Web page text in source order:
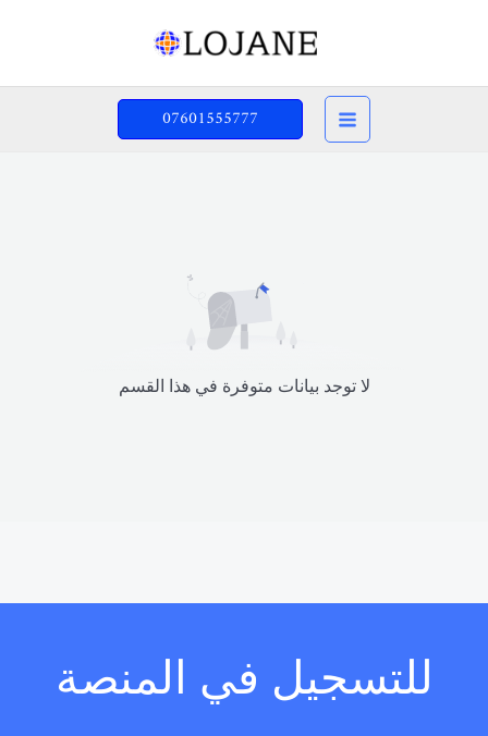
07601555777
لا توجد بيانات متوفرة في هذا القسم
للتسجيل في المنصة